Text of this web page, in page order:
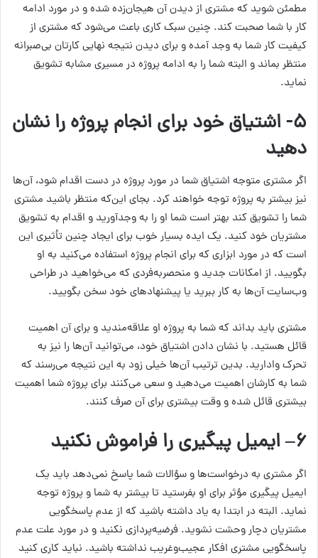
مطمئن شوید که مشتری از دیدن آن هیجان‌زده شده و در مورد ادامه
کار با شما صحبت کند. چنین سبک کاری باعث می‌شود که مشتری از
کیفیت کار شما به وجد آمده و برای دیدن نتیجه نهایی کارتان بی‌صبرانه
منتظر بماند و البته شما را به ادامه پروژه در مسیری مشابه تشویق
نماید.
۵- اشتیاق خود برای انجام پروژه را نشان
دهید
اگر مشتری متوجه اشتیاق شما در مورد پروژه در دست اقدام شود، آن‌ها
نیز بیشتر به پروژه توجه خواهند کرد. بجای این‌که منتظر باشید مشتری
شما را تشویق کند بهتر است شما او را به وجدآورید و اقدام به تشویق
مشتریان خود کنید. یک ایده بسیار خوب برای ایجاد چنین تأثیری این
است که در مورد ابزاری که برای انجام پروژه استفاده می‌کنید به او
بگویید. از امکانات جدید و منحصربه‌فردی که می‌خواهید در طراحی
وب‌سایت آن‌ها به کار ببرید یا پیشنهاد‌های خود سخن بگویید.
مشتری باید بداند که شما به پروژه او علاقه‌مندید و برای آن اهمیت
قائل هستید. با نشان دادن اشتیاق خود، می‌توانید آن‌ها را نیز به
تحرک وادارید. بدین ترتیب آن‌ها خیلی زود به این نتیجه می‌رسند که
شما به کارشان اهمیت می‌دهید و سعی می‌کنند برای پروژه شما اهمیت
بیشتری قائل شده و وقت بیشتری برای آن صرف کنند.
۶– ایمیل پیگیری را فراموش نکنید
اگر مشتری به درخواست‌ها و سؤالات شما پاسخ نمی‌دهد باید یک
ایمیل پیگیری مؤثر برای او بفرستید تا بیشتر به شما و پروژه توجه
نماید. البته در ابتدا به یاد داشته باشید که از عدم پاسخگویی
مشتریان دچار وحشت نشوید. فرضیه‌پردازی نکنید و در مورد علت عدم
پاسخگویی مشتری افکار عجیب‌وغریب نداشته باشید. نباید کاری کنید